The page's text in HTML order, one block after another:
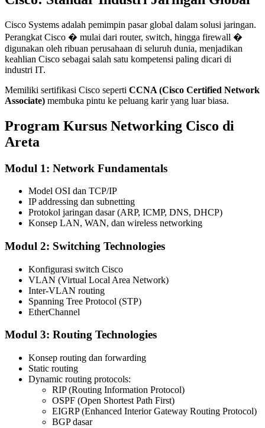
Cisco Systems adalah pemimpin pasar global dalam solusi jaringan.
Perangkat Cisco � mulai dari router, switch, hingga firewall �
digunakan oleh ribuan perusahaan di seluruh dunia, menjadikan
keahlian Cisco sebagai salah satu kompetensi paling dicari di
industri IT.
Memiliki sertifikasi Cisco seperti CCNA (Cisco Certified Network
Associate) membuka pintu ke peluang karir yang luar biasa.
Program Kursus Networking Cisco di
Areta
Modul 1: Network Fundamentals
Model OSI dan TCP/IP
IP addressing dan subnetting
Protokol jaringan dasar (ARP, ICMP, DNS, DHCP)
Konsep LAN, WAN, dan wireless networking
Modul 2: Switching Technologies
Konfigurasi switch Cisco
VLAN (Virtual Local Area Network)
Inter-VLAN routing
Spanning Tree Protocol (STP)
EtherChannel
Modul 3: Routing Technologies
Konsep routing dan forwarding
Static routing
Dynamic routing protocols:
RIP (Routing Information Protocol)
OSPF (Open Shortest Path First)
EIGRP (Enhanced Interior Gateway Routing Protocol)
BGP dasar